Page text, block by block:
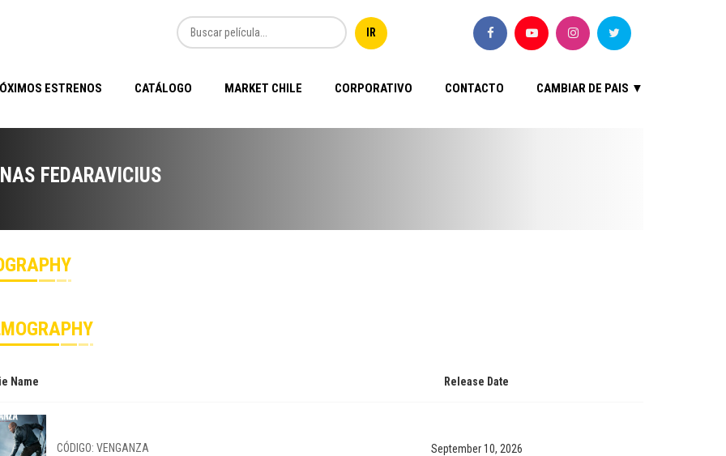
ESTRENOS CATÁLOGO MARKET CHILE CORPORATIVO CONTACTO CAMBIAR DE PAIS ▼
FEDARAVICIUS
Name Release Date
CÓDIGO: VENGANZA September 10, 2026